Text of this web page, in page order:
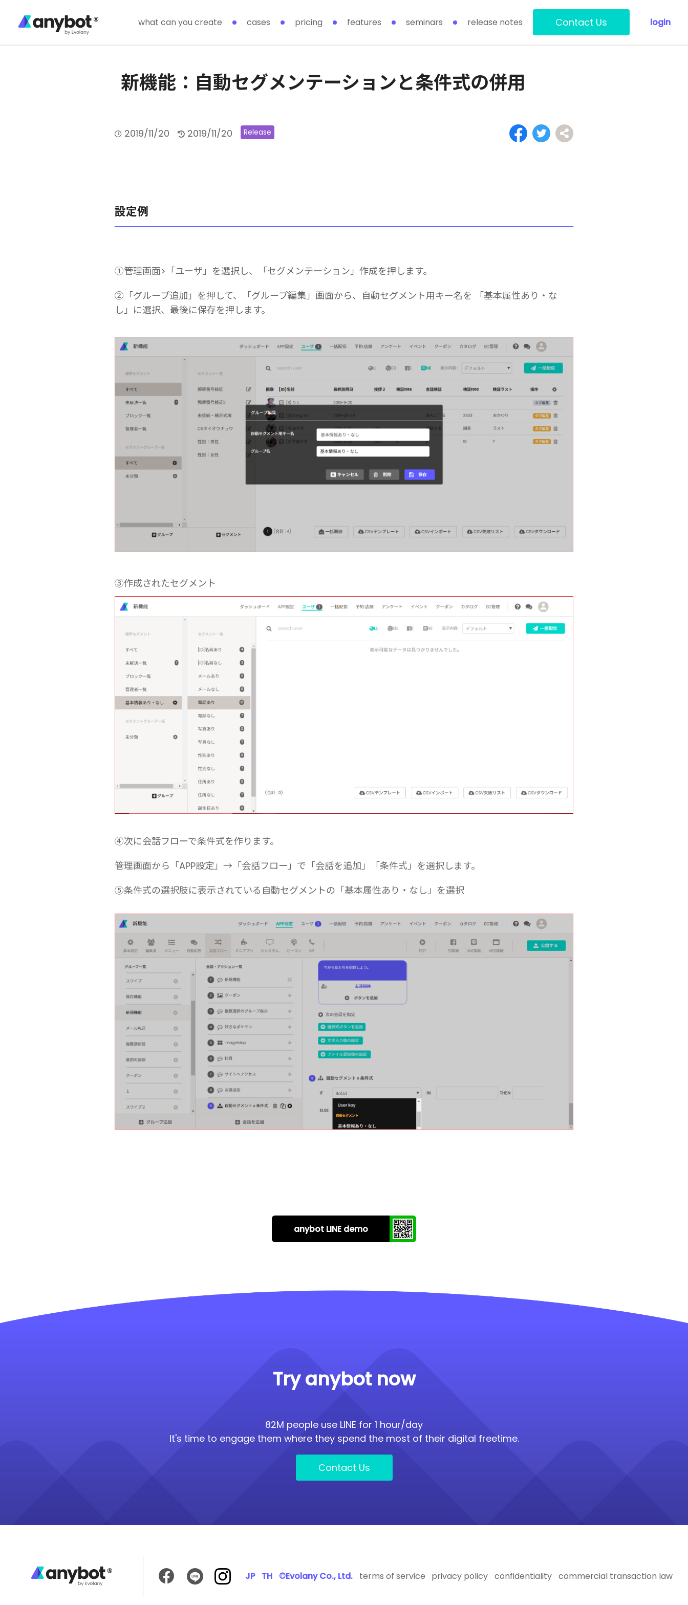
what can you create cases pricing features seminars release notes Contact Us login
新機能：自動セグメンテーションと条件式の併用
2019/11/20 2019/11/20
設定例
①管理画面>「ユーザ」を選択し、「セグメンテーション」作成を押します。
②「グループ追加」を押して、「グループ編集」画面から、自動セグメント用キー名を 「基本属性あり・な
し」に選択、最後に保存を押します。
③作成されたセグメント
④次に会話フローで条件式を作ります。
管理画面から「APP設定」→「会話フロー」で「会話を追加」「条件式」を選択します。
⑤条件式の選択肢に表示されている自動セグメントの「基本属性あり・なし」を選択
anybot LINE demo
Try anybot now
82M people use LINE for 1 hour/day
It's time to engage them where they spend the most of their digital freetime.
Contact Us
JP TH ©Evolany Co., Ltd. terms of service privacy policy confidentiality commercial transaction law